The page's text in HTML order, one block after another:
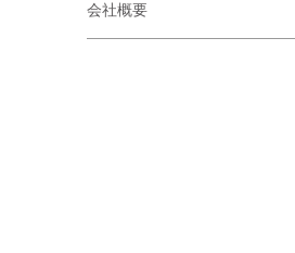
会社概要